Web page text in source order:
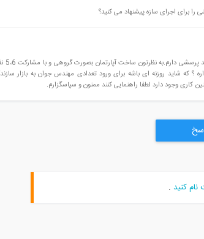
برای اجرای سازه پیشنهاد می کنید؟
سلام و عرض ادب از
که شاید روزنه ای باشه برای ورود تعدادی مهندس جوان به بازار
کاری وجود دارد لطفا راهنمایی کنند ممنون و سپاسگزارم.
نام کنید .